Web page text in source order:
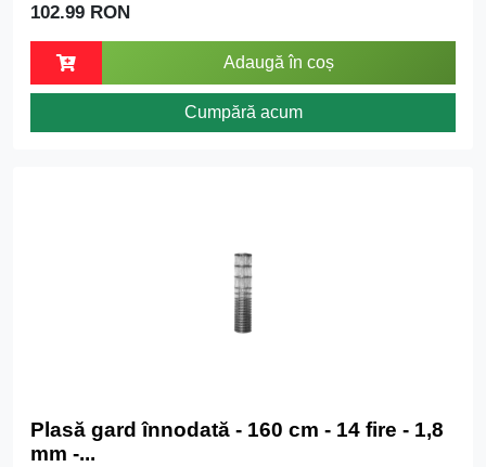
102.99 RON
Adaugă în coș
Cumpără acum
Plasă gard înnodată - 160 cm - 14 fire - 1,8
mm -...